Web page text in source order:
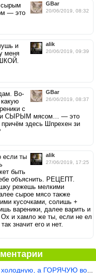
GBar
20/06/2019, 08:32
сырым
— это
alik
20/06/2019, 09:39
и
меня
GBar
26/06/2019, 08:37
Во-
с
и СЫРЫМ мясом… — это
здесь Шпрехен зи
alik
27/06/2019, 17:25
если ты
быть
объяснить. РЕЦЕПТ.
режешь мелкими
сырое мясо также
кусочками, солишь +
вареники, далее варить и
Ох и хамло же ты, если не ел
значит его и нет.
а ГОРЯЧУЮ воду. Трубы в